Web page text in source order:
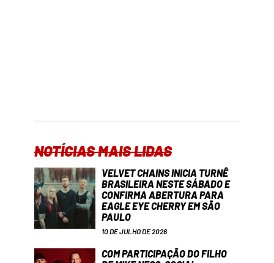
NOTÍCIAS MAIS LIDAS
VELVET CHAINS INICIA TURNÊ
BRASILEIRA NESTE SÁBADO E
CONFIRMA ABERTURA PARA
EAGLE EYE CHERRY EM SÃO
PAULO
10 DE JULHO DE 2026
COM PARTICIPAÇÃO DO FILHO